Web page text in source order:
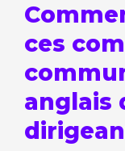
ces
anglais